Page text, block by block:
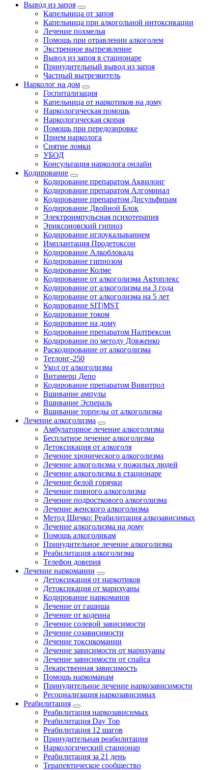
Вывод из запоя
Капельница от запоя
Капельница при алкогольной интоксикации
Лечение похмелья
Помощь при отравлении алкоголем
Экстренное вытрезвление
Вывод из запоя в стационаре
Принудительный вывод из запоя
Частный вытрезвитель
Нарколог на дом
Госпитализация
Капельница от наркотиков на дому
Наркологическая помощь
Наркологическая скорая
Помощь при передозировке
Прием нарколога
Снятие ломки
УБОД
Консультация нарколога онлайн
Кодирование
Кодирование препаратом Аквилонг
Кодирование препаратом Алгоминал
Кодирование препаратом Дисульфирам
Кодирование Двойной Блок
Электроимпульсная психотерапия
Эриксоновский гипноз
Кодирование иглоукалыванием
Имплантация Продетоксон
Кодирование Алкоблокада
Кодирование гипнозом
Кодирование Колме
Кодирование от алкоголизма Актоплекс
Кодирование от алкоголизма на 3 года
Кодирование от алкоголизма на 5 лет
Кодирование SIT|MST
Кодирование током
Кодирование на дому
Кодирование препаратом Налтрексон
Кодирование по методу Довженко
Раскодирование от алкоголизма
Тетлонг-250
Укол от алкоголизма
Витамерц Депо
Кодирование препаратом Вивитрол
Вшивание ампулы
Вшивание Эспераль
Вшивание торпеды от алкоголизма
Лечение алкоголизма
Амбулаторное лечение алкоголизма
Бесплатное лечение алкоголизма
Детоксикация от алкоголя
Лечение хронического алкоголизма
Лечение алкоголизма у пожилых людей
Лечение алкоголизма в стационаре
Лечение белой горячки
Лечение пивного алкоголизма
Лечение подросткового алкоголизма
Лечение женского алкоголизма
Метод Шичко: Реабилитация алкозависимых
Лечение алкоголизма на дому
Помощь алкоголикам
Принудительное лечение алкоголизма
Реабилитация алкоголизма
Телефон доверия
Лечение наркомании
Детоксикация от наркотиков
Детоксикация от марихуаны
Кодирование наркоманов
Лечение от гашиша
Лечение от кодеина
Лечение солевой зависимости
Лечение созависимости
Лечение токсикомании
Лечение зависимости от марихуаны
Лечение зависимости от спайса
Лекарственная зависимость
Помощь наркоманам
Принудительное лечение наркозависимости
Ресоциализация наркозависимых
Реабилитация
Реабилитация наркозависимых
Реабилитация Day Top
Реабилитация 12 шагов
Принудительная реабилитация
Наркологический стационар
Реабилитация за 21 день
Терапевтическое сообщество